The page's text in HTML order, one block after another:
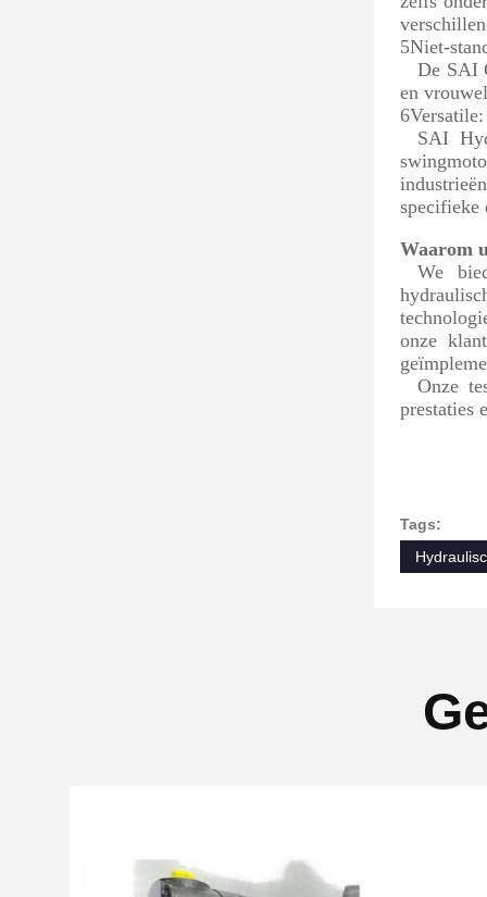
5Niet-
De SAI
en
6Versatile:
SAI
specifieke
Waarom
We
onze
Onze
prestaties
Tags: